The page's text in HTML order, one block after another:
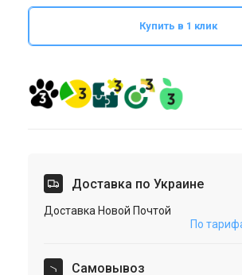
Купить в 1 клик
Доставка по Украине
Доставка Новой Почтой
По
Cамовывоз